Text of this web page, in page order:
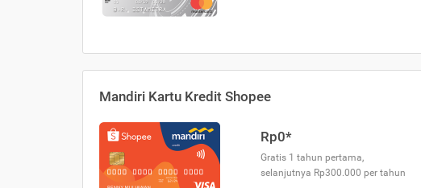
Mandiri Kartu Kredit Shopee
Rp0*
Gratis 1 tahun pertama,
selanjutnya Rp300.000 per tahun